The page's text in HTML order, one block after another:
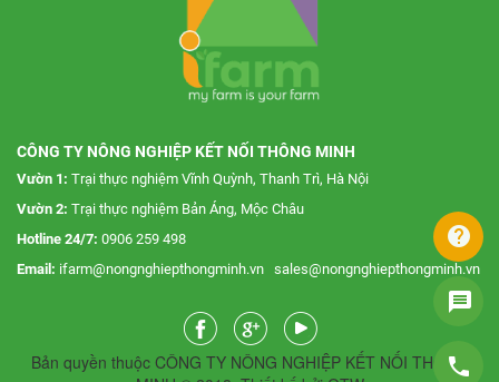
CÔNG TY NÔNG NGHIỆP KẾT NỐI THÔNG MINH
Vườn 1: Trại thực nghiệm Vĩnh Quỳnh, Thanh Trì, Hà Nội
Vườn 2: Trại thực nghiệm Bản Áng, Mộc Châu
Hotline 24/7: 0906 259 498
Email: ifarm@nongnghiepthongminh.vn sales@nongnghiepthongminh.vn
Bản quyền thuộc CÔNG TY NÔNG NGHIỆP KẾT NỐI THÔNG
help
phone
message